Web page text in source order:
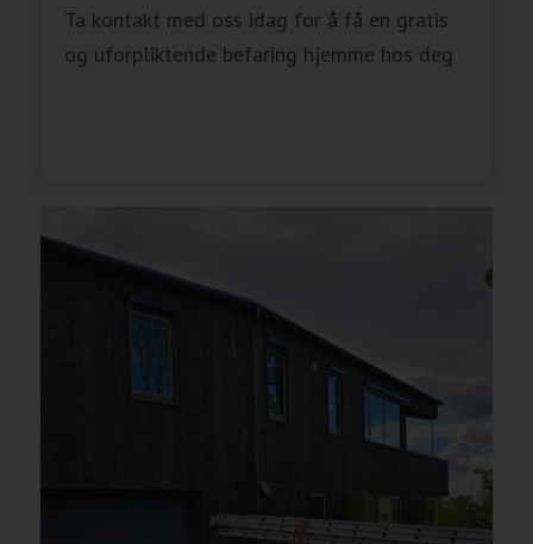
Ta kontakt med oss idag for å få en gratis
og uforpliktende befaring hjemme hos deg